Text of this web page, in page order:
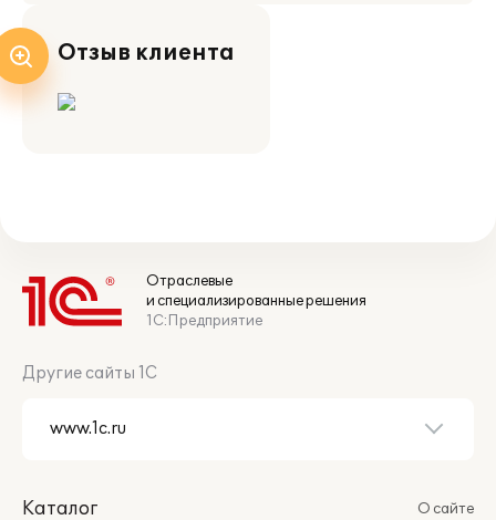
Отзыв клиента
Отраслевые
и специализированные решения
1С:Предприятие
Другие сайты 1С
Каталог
О сайте